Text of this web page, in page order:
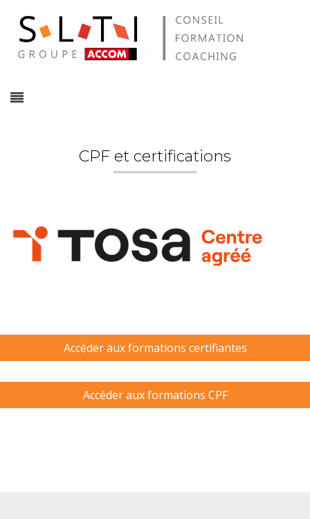
CPF et certifications
Accéder aux formations certifiantes
Accéder aux formations CPF